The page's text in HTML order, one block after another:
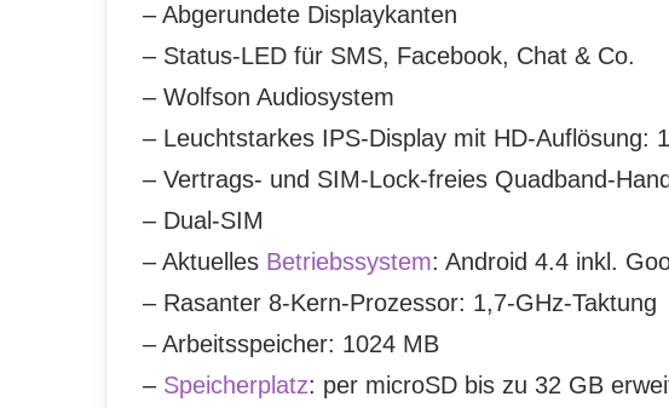
– Abgerundete Displaykanten
– Status-LED für SMS, Facebook, Chat & Co.
– Wolfson Audiosystem
– Leuchtstarkes IPS-Display mit HD-Auflösung:
– Vertrags- und SIM-Lock-freies Quadband-
– Dual-SIM
– Aktuelles Betriebssystem: Android 4.4 inkl.
– Rasanter 8-Kern-Prozessor: 1,7-GHz-Taktung
– Arbeitsspeicher: 1024 MB
– Speicherplatz: per microSD bis zu 32 GB